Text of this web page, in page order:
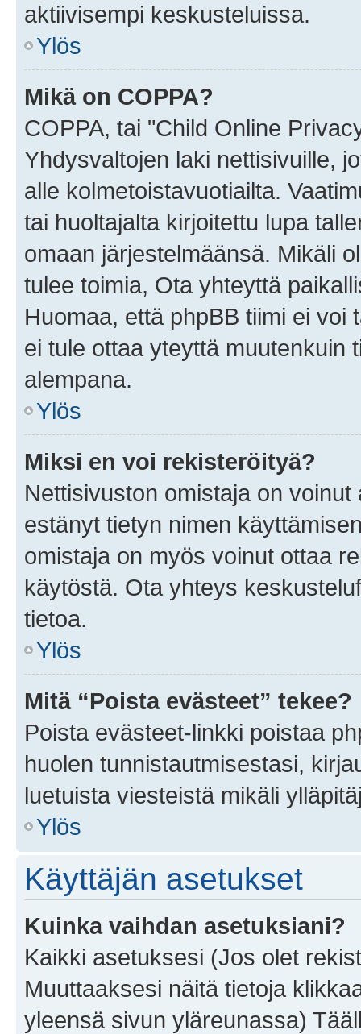
aktiivisempi keskusteluissa.
Ylös
Mikä on COPPA?
COPPA, tai "Child Online
Yhdysvaltojen laki nettisivuille,
alle kolmetoistavuotiailta.
tai huoltajalta kirjoitettu lupa
omaan järjestelmäänsä. Mikäli
tulee toimia, Ota yhteyttä
Huomaa, että phpBB tiimi ei
ei tule ottaa yteyttä muutenkuin
alempana.
Ylös
Miksi en voi rekisteröityä?
Nettisivuston omistaja on
estänyt tietyn nimen
omistaja on myös voinut ottaa
käytöstä. Ota yhteys
tietoa.
Ylös
Mitä “Poista evästeet” tekee?
Poista evästeet-linkki poistaa
huolen tunnistautmisestasi,
luetuista viesteistä mikäli
Ylös
Käyttäjän asetukset
Kuinka vaihdan asetuksiani?
Kaikki asetuksesi (Jos olet
Muuttaaksesi näitä tietoja
yleensä sivun yläreunassa)